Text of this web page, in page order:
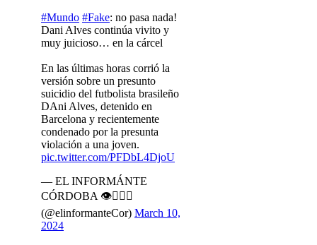
#Mundo #Fake: no pasa nada!
Dani Alves continúa vivito y
muy juicioso… en la cárcel
En las últimas horas corrió la
versión sobre un presunto
suicidio del futbolista brasileño
DAni Alves, detenido en
Barcelona y recientemente
condenado por la presunta
violación a una joven.
pic.twitter.com/PFDbL4DjoU
— EL INFORMÁNTE
CÓRDOBA 👁️🕵🏼‍♂️
(@elinformanteCor) March 10,
2024